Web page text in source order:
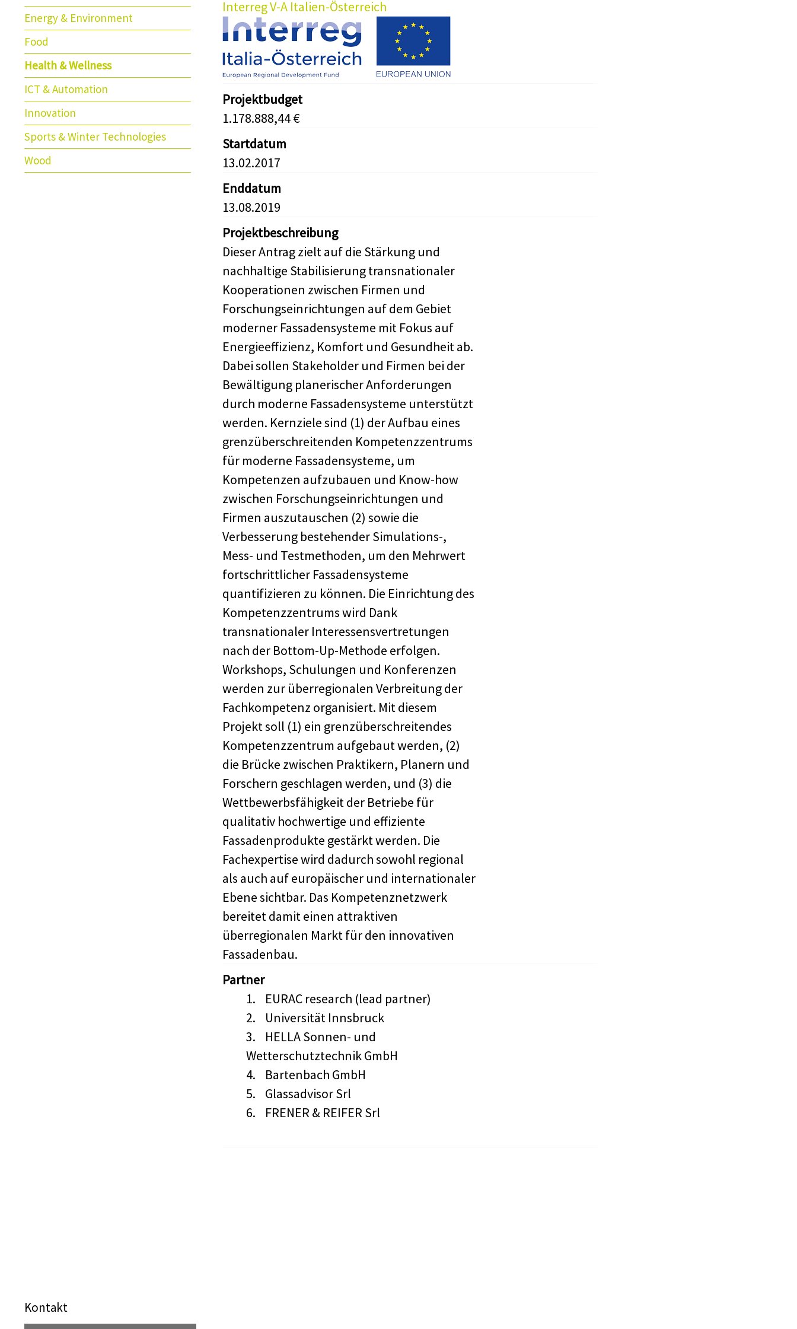
Energy & Environment
Food
Health & Wellness
ICT & Automation
Innovation
Sports & Winter Technologies
Wood
Interreg V-A Italien-Österreich
Projektbudget
1.178.888,44 €
Startdatum
13.02.2017
Enddatum
13.08.2019
Projektbeschreibung
Dieser Antrag zielt auf die Stärkung und
nachhaltige Stabilisierung transnationaler
Kooperationen zwischen Firmen und
Forschungseinrichtungen auf dem Gebiet
moderner Fassadensysteme mit Fokus auf
Energieeffizienz, Komfort und Gesundheit ab.
Dabei sollen Stakeholder und Firmen bei der
Bewältigung planerischer Anforderungen
durch moderne Fassadensysteme unterstützt
werden. Kernziele sind (1) der Aufbau eines
grenzüberschreitenden Kompetenzzentrums
für moderne Fassadensysteme, um
Kompetenzen aufzubauen und Know-how
zwischen Forschungseinrichtungen und
Firmen auszutauschen (2) sowie die
Verbesserung bestehender Simulations-,
Mess- und Testmethoden, um den Mehrwert
fortschrittlicher Fassadensysteme
quantifizieren zu können. Die Einrichtung des
Kompetenzzentrums wird Dank
transnationaler Interessensvertretungen
nach der Bottom-Up-Methode erfolgen.
Workshops, Schulungen und Konferenzen
werden zur überregionalen Verbreitung der
Fachkompetenz organisiert. Mit diesem
Projekt soll (1) ein grenzüberschreitendes
Kompetenzzentrum aufgebaut werden, (2)
die Brücke zwischen Praktikern, Planern und
Forschern geschlagen werden, und (3) die
Wettbewerbsfähigkeit der Betriebe für
qualitativ hochwertige und effiziente
Fassadenprodukte gestärkt werden. Die
Fachexpertise wird dadurch sowohl regional
als auch auf europäischer und internationaler
Ebene sichtbar. Das Kompetenznetzwerk
bereitet damit einen attraktiven
überregionalen Markt für den innovativen
Fassadenbau.
Partner
1.
EURAC research (lead partner)
2.
Universität Innsbruck
3.
HELLA Sonnen- und
Wetterschutztechnik GmbH
4.
Bartenbach GmbH
5.
Glassadvisor Srl
6.
FRENER & REIFER Srl
Kontakt